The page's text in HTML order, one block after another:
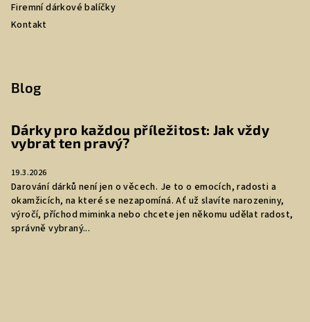
Firemní dárkové balíčky
Kontakt
Blog
Dárky pro každou příležitost: Jak vždy
vybrat ten pravý?
19.3.2026
Darování dárků není jen o věcech. Je to o emocích, radosti a
okamžicích, na které se nezapomíná. Ať už slavíte narozeniny,
výročí, příchod miminka nebo chcete jen někomu udělat radost,
správně vybraný...